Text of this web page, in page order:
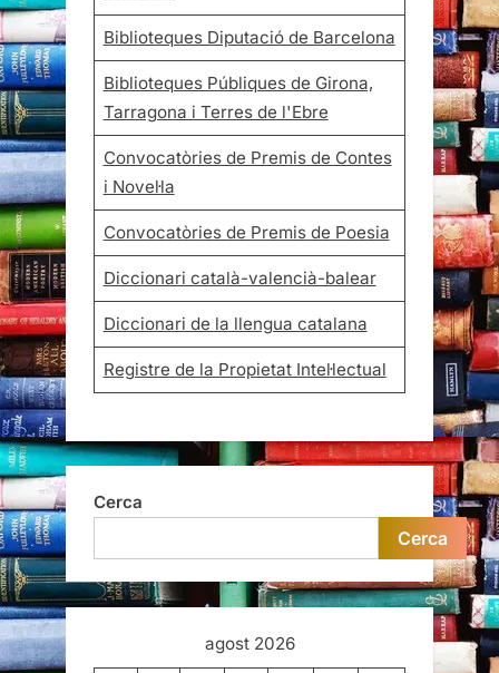
Biblioteques Diputació de Barcelona
Biblioteques Públiques de Girona,
Tarragona i Terres de l'Ebre
Convocatòries de Premis de Contes
i Novel·la
Convocatòries de Premis de Poesia
Diccionari català-valencià-balear
Diccionari de la llengua catalana
Registre de la Propietat Intel·lectual
Cerca
Cerca
agost 2026